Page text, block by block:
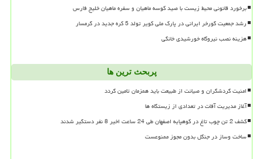
برخورد قانونی محیط زیست با صید کوسه ماهیان و سفره ماهیان خلیج فارس
رشد جمعیت گورخر ایرانی در پارک ملی کویر تولد 5 کره جدید در گرمسار
هزینه نصب نیروگاه خورشیدی خانگی
پربحث ترین ها
امنیت گردشگران و صیانت از طبیعت باید همزمان تامین گردد
آغاز مدیریت آفات در تعدادی از زیستگاه ها
کشف 2 تن چوب تاغ در کوهپایه اصفهان طی 24 ساعت اخیر 8 نفر دستگیر شدند
ساخت وساز در جنگل بدون مجوز ممنوعست